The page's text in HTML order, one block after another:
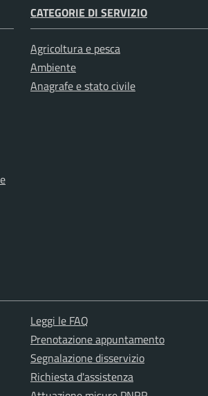
CATEGORIE DI SERVIZIO
Agricoltura e pesca
Ambiente
Anagrafe e stato civile
Leggi le FAQ
Prenotazione appuntamento
Segnalazione disservizio
Richiesta d'assistenza